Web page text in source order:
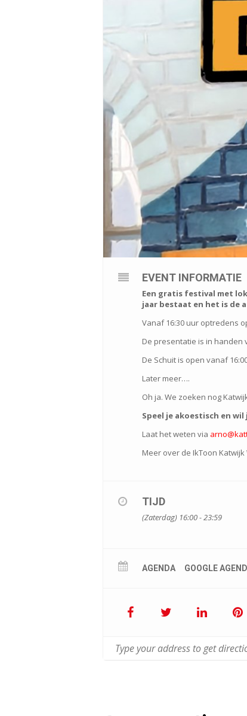
EVENT INFORMATIE
Een gratis festival met
jaar bestaat en het is de
Vanaf 16:30 uur optredens
De presentatie is in handen
De Schuit is open vanaf
Later meer….
Oh ja. We zoeken nog
Speel je akoestisch en wil
Laat het weten via
Meer over de IkToon
TIJD
(Zaterdag) 16:00 - 23:59
AGENDA GOOGLE